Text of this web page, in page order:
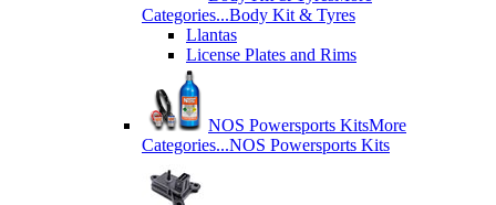
Categories...Body Kit & Tyres
Llantas
License Plates and Rims
NOS Powersports KitsMore
Categories...NOS Powersports Kits